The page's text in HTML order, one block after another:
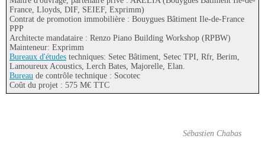
France, Lloyds, DIF, SEIEF, Exprimm)
Contrat de promotion immobilière : Bouygues Bâtiment Ile-de-France
PPP
Architecte mandataire : Renzo Piano Building Workshop (RPBW)
Mainteneur: Exprimm
Bureaux d'études techniques: Setec Bâtiment, Setec TPI, Rfr, Berim,
Lamoureux Acoustics, Lerch Bates, Majorelle, Elan.
Bureau de contrôle technique : Socotec
Coût du projet : 575 M€ TTC
Sébastien Chabas